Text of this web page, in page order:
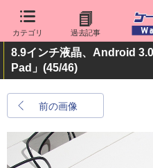
カテゴリ 過去記事
8.9インチ液晶、Android
Pad」 (45/46)
前の画像